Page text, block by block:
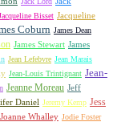
Bisset Jacqueline
Coburn James Dean
James Stewart James
Jean Lefebvre Jean Marais
Jean-Louis Trintignant Jean-
Jeanne Moreau Jeff
Daniel Jeremy Kemp Jess
Joanne Whalley Jodie Foster